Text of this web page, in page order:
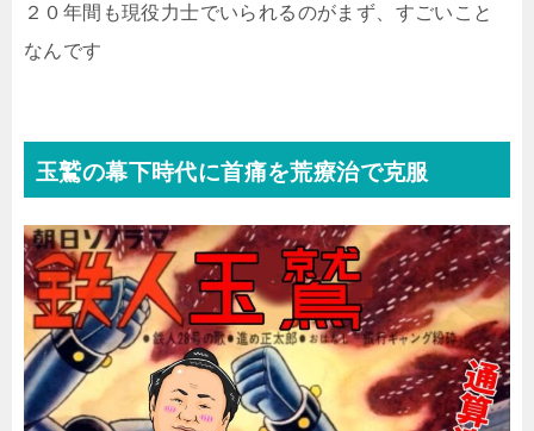
２０年間も現役力士でいられるのがまず、すごいこと
なんです
玉鷲の幕下時代に首痛を荒療治で克服